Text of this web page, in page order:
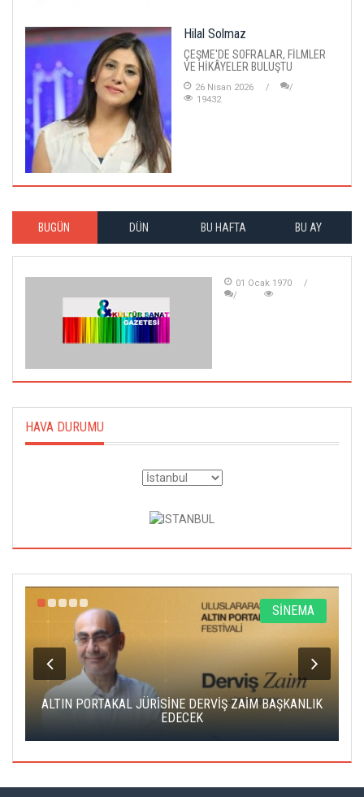
Hilal Solmaz
ÇEŞME'DE SOFRALAR, FİLMLER
VE HİKÂYELER BULUŞTU
26 Nisan 2026
19432
BUGÜN DÜN BU HAFTA BU AY
01 Ocak 1970
HAVA DURUMU
SİNEMA
ALTIN PORTAKAL JÜRİSİNE DERVİŞ ZAİM BAŞKANLIK
EDECEK